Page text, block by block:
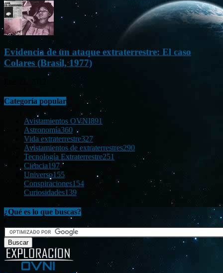
Evidencia de un ataque extraterrestre: El caso
Colares (Brasil, 1977)
Categoría popular
Avistamientos OVNI891
Astronomía360
Vida extraterrestre327
Avistamientos de extraterrestres290
Tecnología Extraterrestre251
Ciencia197
Universo155
Conspiraciones154
Curiosidades139
¿Qué es lo que buscas?